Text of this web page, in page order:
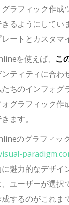
ラフィック作
るようにして
ートとカスタマ
を使えば、 こ
ティティに合
ちのインフォ
グラフィック作
ます。
のグラフィッ
魅力的なデザ
ユーザーが選
するのがこれま